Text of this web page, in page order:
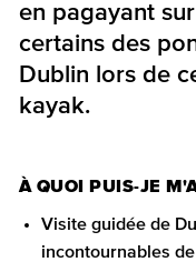
en pagayant
certains des
Dublin lors de
kayak.
À QUOI PUIS-JE
Visite guidée de
incontournables